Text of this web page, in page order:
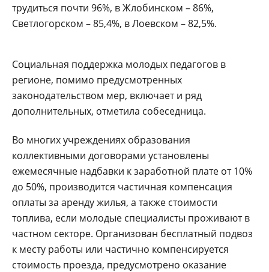
трудиться почти 96%, в Жлобинском – 86%,
Светлогорском – 85,4%, в Лоевском – 82,5%.
Социальная поддержка молодых педагогов в
регионе, помимо предусмотренных
законодательством мер, включает и ряд
дополнительных, отметила собеседница.
Во многих учреждениях образования
коллективными договорами установлены
ежемесячные надбавки к заработной плате от 10%
до 50%, производится частичная компенсация
оплаты за аренду жилья, а также стоимости
топлива, если молодые специалисты проживают в
частном секторе. Организован бесплатный подвоз
к месту работы или частично компенсируется
стоимость проезда, предусмотрено оказание